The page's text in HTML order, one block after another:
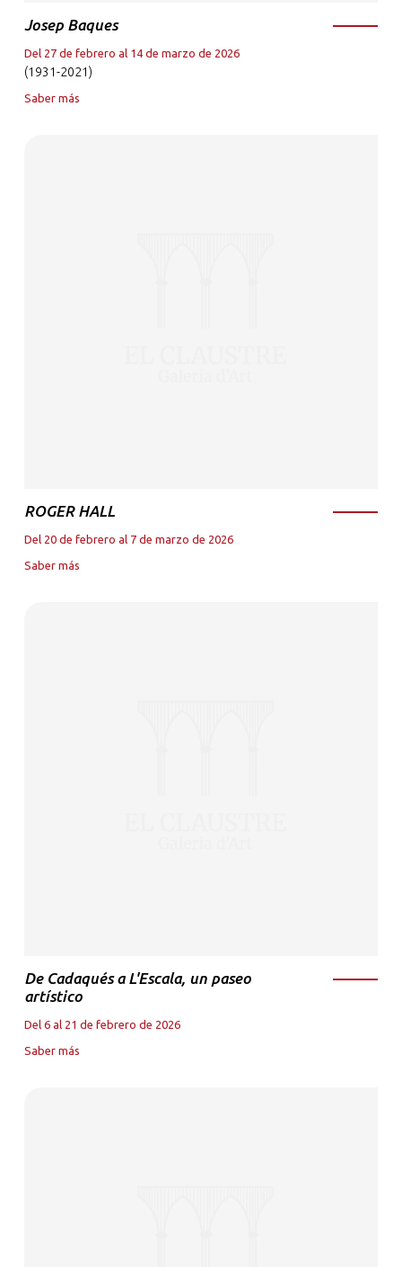
Josep Baques
Del 27 de febrero al 14 de marzo de 2026
(1931-2021)
Saber más
ROGER HALL
Del 20 de febrero al 7 de marzo de 2026
Saber más
De Cadaqués a L'Escala, un paseo
artístico
Del 6 al 21 de febrero de 2026
Saber más